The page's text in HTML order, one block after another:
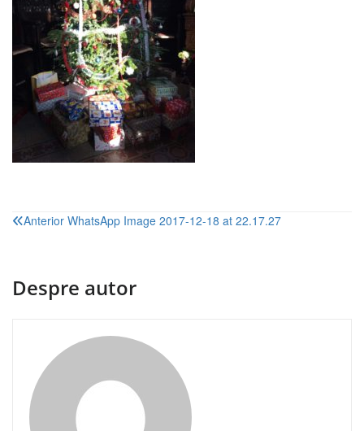
Navigare
articole
Anterior WhatsApp Image 2017-12-18 at 22.17.27
Despre autor